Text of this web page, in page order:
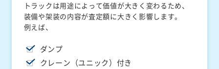
トラックは用途によって価値が大きく変わるため、
装備や架装の内容が査定額に大きく影響します。
例えば、
ダンプ
クレーン（ユニック）付き